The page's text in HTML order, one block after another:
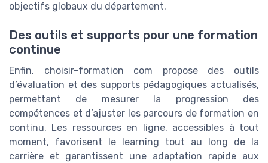
objectifs globaux du département.
Des outils et supports pour une formation
continue
Enfin, choisir-formation com propose des outils
d’évaluation et des supports pédagogiques actualisés,
permettant de mesurer la progression des
compétences et d’ajuster les parcours de formation en
continu. Les ressources en ligne, accessibles à tout
moment, favorisent le learning tout au long de la
carrière et garantissent une adaptation rapide aux